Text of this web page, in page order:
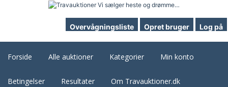
Overvågningsliste Opret bruger Log på
Forside Alle auktioner Kategorier Min konto
Betingelser Resultater Om Travauktioner.dk